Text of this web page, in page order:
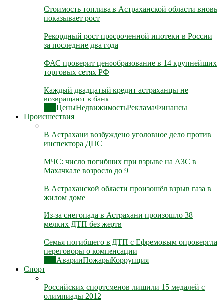
Стоимость топлива в Астраханской области вновь
показывает рост
Рекордный рост просроченной ипотеки в России
за последние два года
ФАС проверит ценообразование в 14 крупнейших
торговых сетях РФ
Каждый двадцатый кредит астраханцы не
возвращают в банк
ЦеныНедвижимостьРекламаФинансы
Происшествия
В Астрахани возбуждено уголовное дело против
инспектора ДПС
МЧС: число погибших при взрыве на АЗС в
Махачкале возросло до 9
В Астраханской области произошёл взрыв газа в
жилом доме
Из-за снегопада в Астрахани произошло 38
мелких ДТП без жертв
Семья погибшего в ДТП с Ефремовым опровергла
переговоры о компенсации
АварииПожарыКоррупция
Спорт
Российских спортсменов лишили 15 медалей с
олимпиады 2012